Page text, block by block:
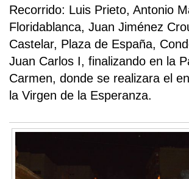
Recorrido: Luis Prieto, Antonio
Floridablanca, Juan Jiménez
Castelar, Plaza de España,
Juan Carlos I, finalizando en la
Carmen, donde se realizara el
la Virgen de la Esperanza.